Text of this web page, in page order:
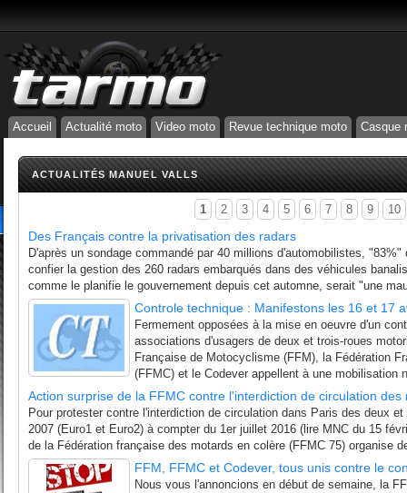
Accueil Actualité moto Video moto Revue technique moto Casque
ACTUALITÉS MANUEL VALLS
1 2 3 4 5 6 7 8 9 10
Des Français contre la privatisation des radars
D'après un sondage commandé par 40 millions d'automobilistes,
confier la gestion des 260 radars embarqués dans des véhicules
comme le planifie le gouvernement depuis cet automne, serait "une
Controle technique : Manifestons les 16 et 17
Fermement opposées à la mise en oeuvre d'un
associations d'usagers de deux et trois-roues
Française de Motocyclisme (FFM), la Fédération
(FFMC) et le Codever appellent à une mobilisation
Action surprise de la FFMC contre l'interdiction de circulation des
Pour protester contre l'interdiction de circulation dans Paris des deux
2007 (Euro1 et Euro2) à compter du 1er juillet 2016 (lire MNC du 15
de la Fédération française des motards en colère (FFMC 75) organise
FFM, FFMC et Codever, tous unis contre le
Nous vous l'annoncions en début de semaine, la